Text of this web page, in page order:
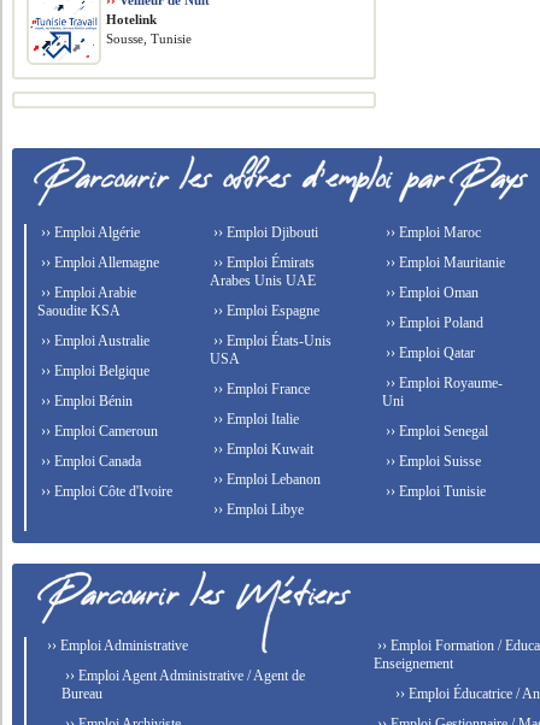
Hotelink
Sousse, Tunisie
›› Emploi Algérie
›› Emploi Allemagne
›› Emploi Arabie
Saoudite KSA
›› Emploi Australie
›› Emploi Belgique
›› Emploi Bénin
›› Emploi Cameroun
›› Emploi Canada
›› Emploi Côte d'Ivoire
›› Emploi Djibouti
›› Emploi Émirats
Arabes Unis UAE
›› Emploi Espagne
›› Emploi États-Unis
USA
›› Emploi France
›› Emploi Italie
›› Emploi Kuwait
›› Emploi Lebanon
›› Emploi Libye
›› Emploi Maroc
›› Emploi Mauritanie
›› Emploi Oman
›› Emploi Poland
›› Emploi Qatar
›› Emploi Royaume-
Uni
›› Emploi Senegal
›› Emploi Suisse
›› Emploi Tunisie
›› Emploi Administrative
›› Emploi Agent Administrative / Agent de
Bureau
›› Emploi Formation /
Enseignement
›› Emploi Éducatrice /